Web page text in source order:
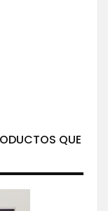
QUE